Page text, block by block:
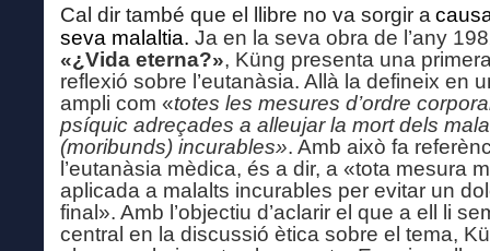
Cal dir també que el llibre no va sorgir a
seva malaltia. Ja en la seva obra de l’any
«¿Vida eterna?», Küng presenta una
reflexió sobre l’eutanàsia. Allà la defineix en
ampli com «totes les mesures d’ordre
psíquic adreçades a alleujar la mort dels
(moribunds) incurables». Amb això fa
l’eutanàsia mèdica, és a dir, a «tota mesura
aplicada a malalts incurables per evitar un
final». Amb l’objectiu d’aclarir el que a ell li
central en la discussió ètica sobre el tema,